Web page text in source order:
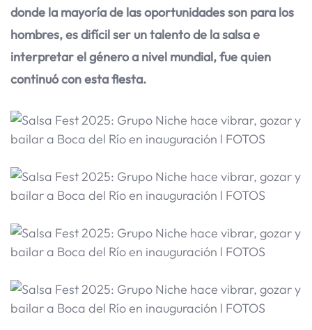
donde la mayoría de las oportunidades son para los
hombres, es difícil ser un talento de la salsa e
interpretar el género a nivel mundial, fue quien
continuó con esta fiesta.